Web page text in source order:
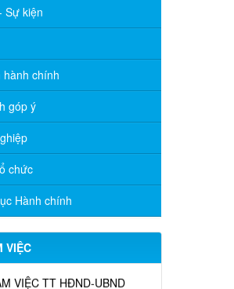
Sự kiện
hành chính
góp ý
chức
Hành chính
VIỆC
VIỆC TT HĐND-UBND
(Điều chỉnh, bổ sung lần
VIỆC TT HĐND-UBND
(Điều chỉnh, bổ sung lần
VIỆC TT HĐND-UBND
(Điều chỉnh, bổ sung lần